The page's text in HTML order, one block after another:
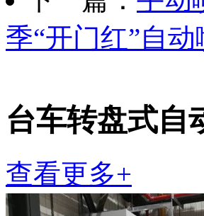
季“开门红”自
台车转盘式自
查看更多+